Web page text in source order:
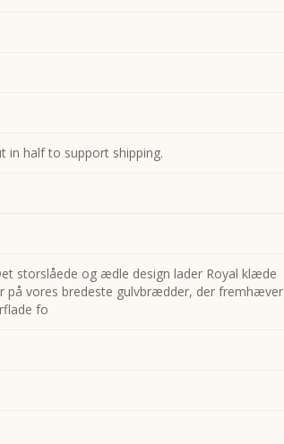
in half to support shipping.
storslåede og ædle design lader Royal klæde
på vores bredeste gulvbrædder, der fremhæver
fo